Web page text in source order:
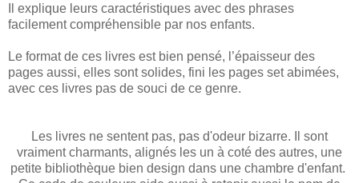
Il explique leurs caractéristiques avec des phrases
facilement compréhensible par nos enfants.
Le format de ces livres est bien pensé, l’épaisseur des
pages aussi, elles sont solides, fini les pages set abimées,
avec ces livres pas de souci de ce genre.
Les livres ne sentent pas, pas d'odeur bizarre. Il sont
vraiment charmants, alignés les un à coté des autres, une
petite bibliothèque bien design dans une chambre d'enfant.